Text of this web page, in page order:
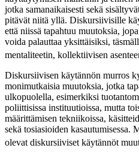
jotka samanaikaisesti sekä
pitävät niitä yllä. Diskursiivisille
että niissä tapahtuu muutoksia,
voida palauttaa yksittäisiksi,
mentaliteetin, kollektiivisen
Diskursiivisen käytännön murros
monimutkaisia muutoksia, jotka
ulkopuolella, esimerkiksi
poliittisissa instituutioissa, mutta
määrittämisen tekniikoissa,
sekä tosiasioiden kasautumisessa.
olevat diskursiiviset käytännöt